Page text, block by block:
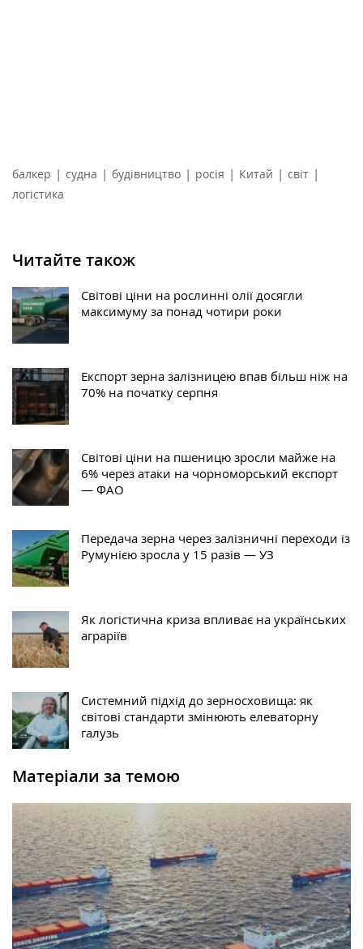
балкер | судна | будівництво | росія | Китай | світ |
логістика
Читайте також
Світові ціни на рослинні олії досягли
максимуму за понад чотири роки
Експорт зерна залізницею впав більш ніж на
70% на початку серпня
Світові ціни на пшеницю зросли майже на
6% через атаки на чорноморський експорт
— ФАО
Передача зерна через залізничні переходи із
Румунією зросла у 15 разів — УЗ
Як логістична криза впливає на українських
аграріїв
Системний підхід до зерносховища: як
світові стандарти змінюють елеваторну
галузь
Матеріали за темою